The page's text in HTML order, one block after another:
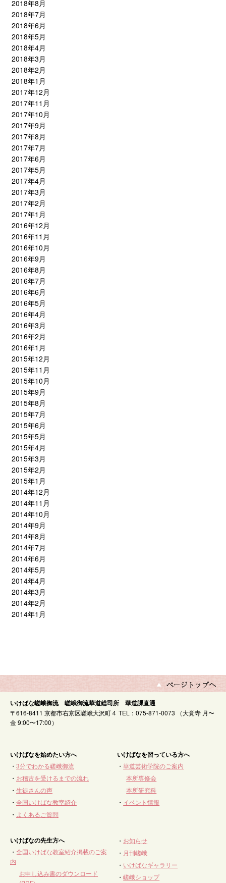
2018年8月
2018年7月
2018年6月
2018年5月
2018年4月
2018年3月
2018年2月
2018年1月
2017年12月
2017年11月
2017年10月
2017年9月
2017年8月
2017年7月
2017年6月
2017年5月
2017年4月
2017年3月
2017年2月
2017年1月
2016年12月
2016年11月
2016年10月
2016年9月
2016年8月
2016年7月
2016年6月
2016年5月
2016年4月
2016年3月
2016年2月
2016年1月
2015年12月
2015年11月
2015年10月
2015年9月
2015年8月
2015年7月
2015年6月
2015年5月
2015年4月
2015年3月
2015年2月
2015年1月
2014年12月
2014年11月
2014年10月
2014年9月
2014年8月
2014年7月
2014年6月
2014年5月
2014年4月
2014年3月
2014年2月
2014年1月
いけばな嵯峨御流 嵯峨御流華道総司所 華道課直通
〒616-8411 京都市右京区嵯峨大沢町４ TEL：075-871-0073 （大覚寺 月〜
金 9:00〜17:00）
いけばなを始めたい方へ
・ 3分でわかる嵯峨御流
・ お稽古を受けるまでの流れ
・ 生徒さんの声
・ 全国いけばな教室紹介
・ よくあるご質問
いけばなを習っている方へ
・華道芸術学院のご案内
本所専修会
本所研究科
・ イベント情報
いけばなの先生方へ
・ 全国いけばな教室紹介掲載のご案
内
お申し込み書のダウンロード
・ お知らせ
・ 月刊嵯峨
・ いけばなギャラリー
・嵯峨ショップ